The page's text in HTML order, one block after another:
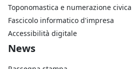
Toponomastica e numerazione civica
Fascicolo informatico d'impresa
Accessibilità digitale
Footer Azienda
News